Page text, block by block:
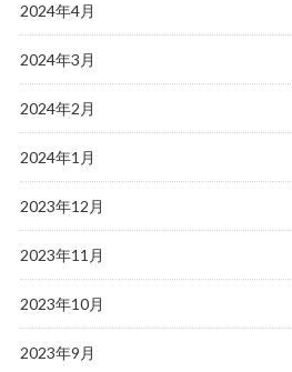
2024年4月
2024年3月
2024年2月
2024年1月
2023年12月
2023年11月
2023年10月
2023年9月